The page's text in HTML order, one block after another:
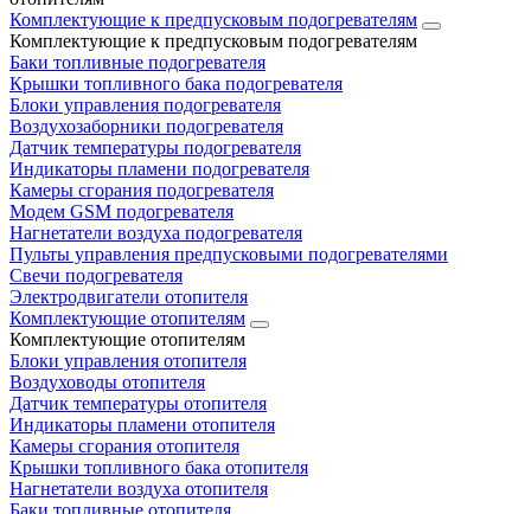
Комплектующие к предпусковым подогревателям
Комплектующие к предпусковым подогревателям
Баки топливные подогревателя
Крышки топливного бака подогревателя
Блоки управления подогревателя
Воздухозаборники подогревателя
Датчик температуры подогревателя
Индикаторы пламени подогревателя
Камеры сгорания подогревателя
Модем GSM подогревателя
Нагнетатели воздуха подогревателя
Пульты управления предпусковыми подогревателями
Свечи подогревателя
Электродвигатели отопителя
Комплектующие отопителям
Комплектующие отопителям
Блоки управления отопителя
Воздуховоды отопителя
Датчик температуры отопителя
Индикаторы пламени отопителя
Камеры сгорания отопителя
Крышки топливного бака отопителя
Нагнетатели воздуха отопителя